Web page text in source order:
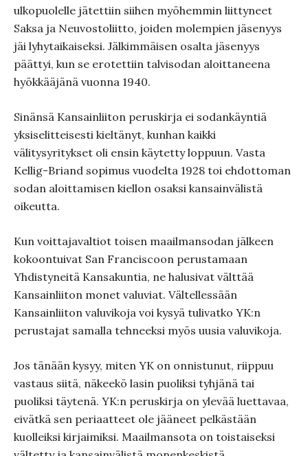
ulkopuolelle jätettiin siihen myöhemmin liittyneet
Saksa ja Neuvostoliitto, joiden molempien jäsenyys
jäi lyhytaikaiseksi. Jälkimmäisen osalta jäsenyys
päättyi, kun se erotettiin talvisodan aloittaneena
hyökkääjänä vuonna 1940.
Sinänsä Kansainliiton peruskirja ei sodankäyntiä
yksiselitteisesti kieltänyt, kunhan kaikki
välitysyritykset oli ensin käytetty loppuun. Vasta
Kellig-Briand sopimus vuodelta 1928 toi ehdottoman
sodan aloittamisen kiellon osaksi kansainvälistä
oikeutta.
Kun voittajavaltiot toisen maailmansodan jälkeen
kokoontuivat San Franciscoon perustamaan
Yhdistyneitä Kansakuntia, ne halusivat välttää
Kansainliiton monet valuviat. Vältellessään
Kansainliiton valuvikoja voi kysyä tulivatko YK:n
perustajat samalla tehneeksi myös uusia valuvikoja.
Jos tänään kysyy, miten YK on onnistunut, riippuu
vastaus siitä, näkeekö lasin puoliksi tyhjänä tai
puoliksi täytenä. YK:n peruskirja on ylevää luettavaa,
eivätkä sen periaatteet ole jääneet pelkästään
kuolleiksi kirjaimiksi. Maailmansota on toistaiseksi